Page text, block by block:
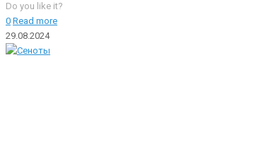
Do you like it?
0 Read more
29.08.2024